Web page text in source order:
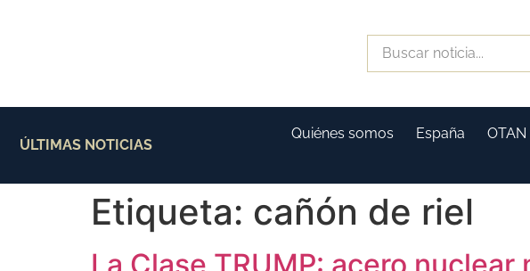
ÚLTIMAS NOTICIAS
Quiénes somos España OTAN
Etiqueta: cañón de riel